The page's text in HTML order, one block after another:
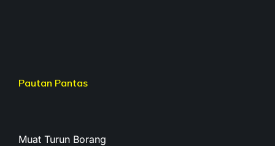
Pautan Pantas
Muat Turun Borang